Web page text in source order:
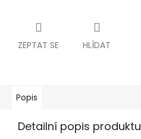
ZEPTAT SE HLÍDAT
Popis
Detailní popis produktu